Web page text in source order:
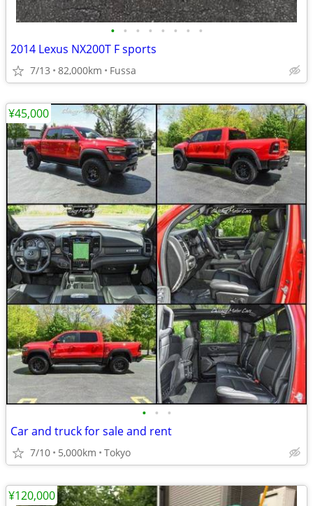
• • • • • • • •
2014 Lexus NX200T F sports
7/13 82,000km Fussa
• • •
Car and truck for sale and rent
7/10 5,000km Tokyo
¥45,000
¥120,000